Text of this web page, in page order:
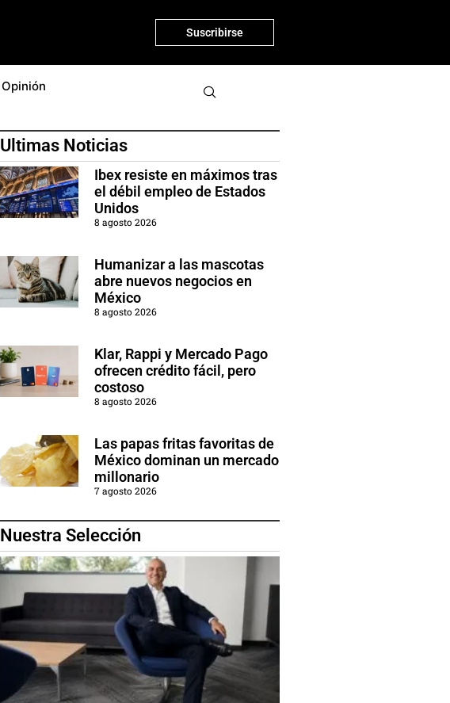
Suscribirse
Opinión
Ultimas Noticias
Ibex resiste en máximos tras
el débil empleo de Estados
Unidos
8 agosto 2026
Humanizar a las mascotas
abre nuevos negocios en
México
8 agosto 2026
Klar, Rappi y Mercado Pago
ofrecen crédito fácil, pero
costoso
8 agosto 2026
Las papas fritas favoritas de
México dominan un mercado
millonario
7 agosto 2026
Nuestra Selección